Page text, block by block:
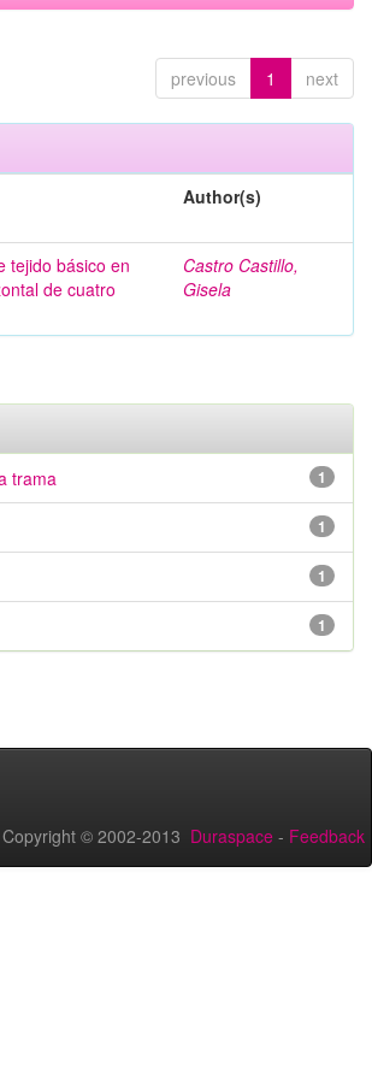
previous 1 next
Author(s)
tejido básico en
de cuatro
Castro Castillo,
Gisela
1
trama
1
1
1
Copyright © 2002-2013 Duraspace - Feedback